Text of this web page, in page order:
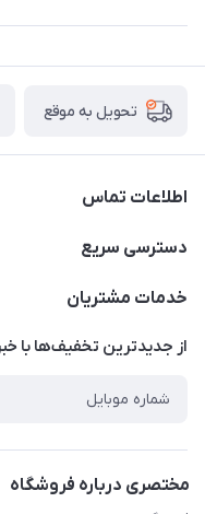
تحویل به موقع
اطلاعات تماس
09307677708
دسترسی سریع
حساب کاربری
درباره ما
خدمات مشتریان
قوانین و مقررات
از جدید‌ترین تخفیف‌ها با‌
مختصری درباره فروشگاه